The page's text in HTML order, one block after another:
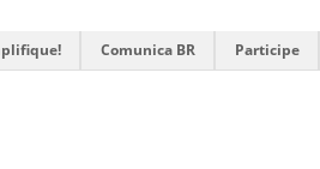
Comunica BR Participe